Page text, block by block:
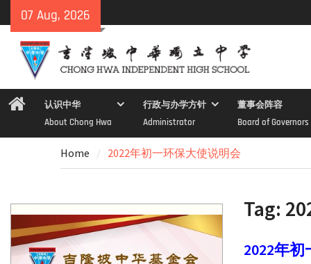
to
content
07 Aug, 2026
Home认识中华
About Chong Hwa
行政与办学方针
Administrator
董事会阵容
Board of Governors
Home 2022年初一环保大使说明会
Tag:
2022年